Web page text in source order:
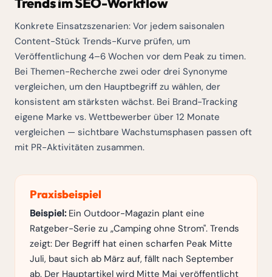
Konkrete Einsatzszenarien: Vor jedem saisonalen
Content-Stück Trends-Kurve prüfen, um
Veröffentlichung 4–6 Wochen vor dem Peak zu timen.
Bei Themen-Recherche zwei oder drei Synonyme
vergleichen, um den Hauptbegriff zu wählen, der
konsistent am stärksten wächst. Bei Brand-Tracking
eigene Marke vs. Wettbewerber über 12 Monate
vergleichen — sichtbare Wachstumsphasen passen oft
mit PR-Aktivitäten zusammen.
Praxisbeispiel
Beispiel:Ein Outdoor-Magazin plant eine
Ratgeber-Serie zu „Camping ohne Strom". Trends
zeigt: Der Begriff hat einen scharfen Peak Mitte
Juli, baut sich ab März auf, fällt nach September
ab. Der Hauptartikel wird Mitte Mai veröffentlicht